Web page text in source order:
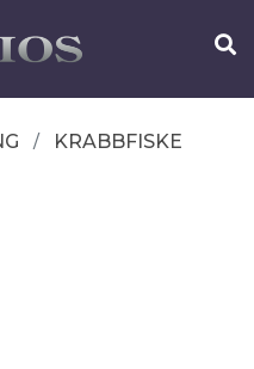
KRABBFISKE